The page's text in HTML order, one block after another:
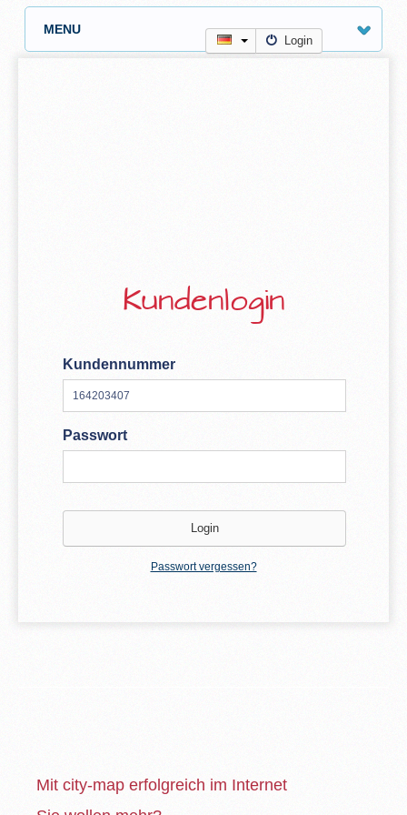
MENU
Login
Kundenlogin
Kundennummer
Passwort
Passwort vergessen?
Mit city-map erfolgreich im Internet